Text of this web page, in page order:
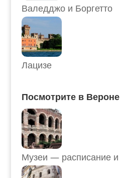
Валедджо и Боргетто
Лацизе
Посмотрите в Вероне